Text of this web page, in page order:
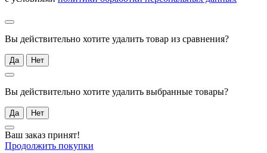
Вы действительно хотите удалить товар из сравнения?
Да Нет
Вы действительно хотите удалить выбранные товары?
Да Нет
Ваш заказ принят!
Продолжить покупки